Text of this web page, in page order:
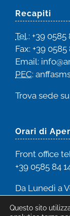
Recapiti
Tel.: +39 0585
Fax: +39 0585
Email:
PEC:
Trova sede su
Orari di
Front office
+39 0585 84
Da Lunedì a
Questo sito